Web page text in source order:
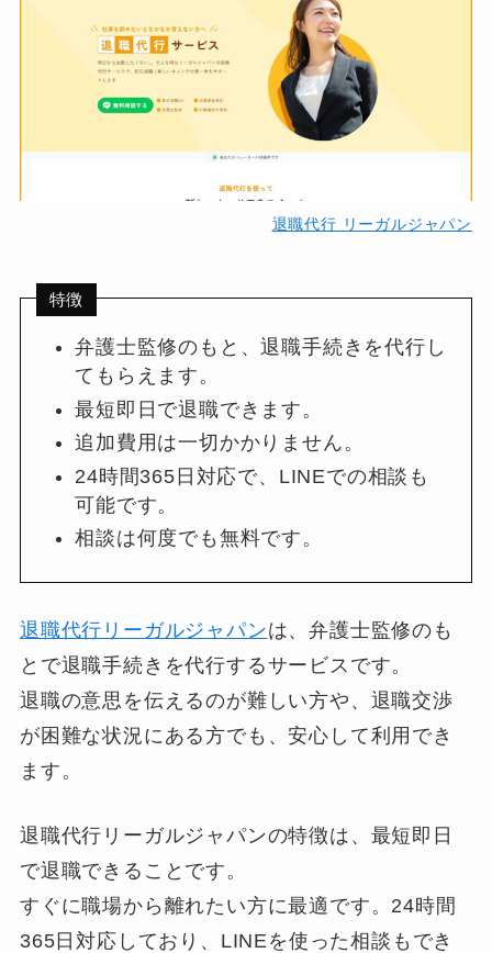
退職代行 リーガルジャパン
特徴
弁護士監修のもと、退職手続きを代行し
てもらえます。
最短即日で退職できます。
追加費用は一切かかりません。
24時間365日対応で、LINEでの相談も
可能です。
相談は何度でも無料です。
退職代行リーガルジャパンは、弁護士監修のも
とで退職手続きを代行するサービスです。
退職の意思を伝えるのが難しい方や、退職交渉
が困難な状況にある方でも、安心して利用でき
ます。
退職代行リーガルジャパンの特徴は、最短即日
で退職できることです。
すぐに職場から離れたい方に最適です。24時間
365日対応しており、LINEを使った相談もでき